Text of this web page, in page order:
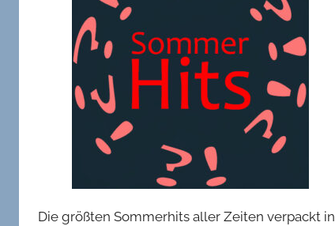
Die größten Sommerhits aller Zeiten verpackt in